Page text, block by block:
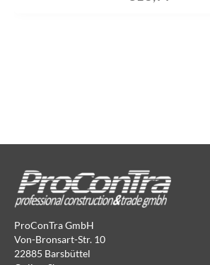
ProConTra GmbH
Von-Bronsart-Str. 10
22885 Barsbüttel